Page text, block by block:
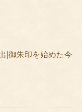
|御朱印を始めた今